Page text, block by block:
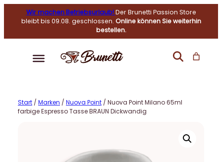
Wir machen Betriebsurlaub!Der Brunetti Passion Store
bleibt bis 09.08. geschlossen. Online können Sie weiterhin
bestellen.
Start / Marken / Nuova Point / Nuova Point Milano 65ml
farbige Espresso Tasse BRAUN Dickwandig